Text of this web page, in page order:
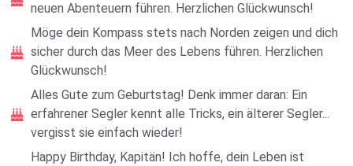
neuen Abenteuern führen. Herzlichen Glückwunsch!
Möge dein Kompass stets nach Norden zeigen und dich
sicher durch das Meer des Lebens führen. Herzlichen
Glückwunsch!
Alles Gute zum Geburtstag! Denk immer daran: Ein
erfahrener Segler kennt alle Tricks, ein älterer Segler...
vergisst sie einfach wieder!
Happy Birthday, Kapitän! Ich hoffe, dein Leben ist